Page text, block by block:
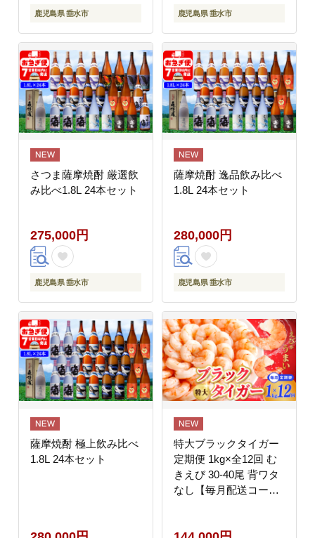
鹿児島県 垂水市 鹿児島県 垂水市
さつま薩摩焼酎 厳選飲
み比べ1.8L 24本セット
275,000円
鹿児島県 垂水市
薩摩焼酎 逸品飲み比べ
1.8L 24本セット
280,000円
鹿児島県 垂水市
薩摩焼酎 極上飲み比べ
1.8L 24本セット
特大ブラックタイガー
定期便 1kg×全12回 む
きえび 30-40尾 背ワタ
なし【毎月配送コー